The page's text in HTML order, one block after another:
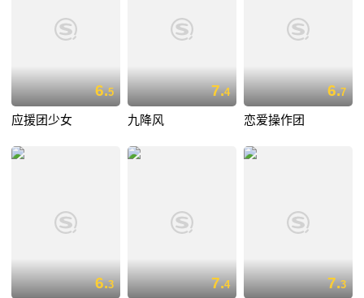
6.5
应援团少女
7.4
九降风
6.7
恋爱操作团
6.3 7.4 7.3